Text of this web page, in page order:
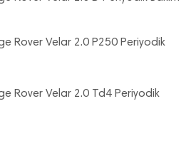
Rover Velar 2.0 P250 Periyodik
Rover Velar 2.0 Td4 Periyodik